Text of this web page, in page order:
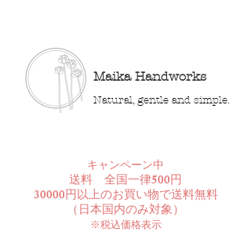
Maika Handworks
Natural, gentle and simple.
​キャンペーン中
送料 全国一律500円
30000円以上のお買い物で送料無料
​（日本国内のみ対象）
※税込価格表示